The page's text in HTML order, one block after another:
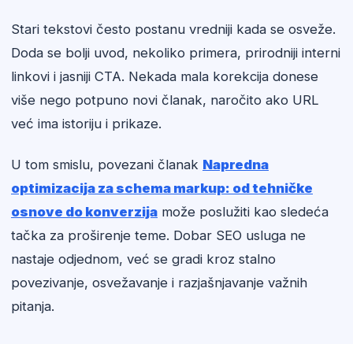
Stari tekstovi često postanu vredniji kada se osveže.
Doda se bolji uvod, nekoliko primera, prirodniji interni
linkovi i jasniji CTA. Nekada mala korekcija donese
više nego potpuno novi članak, naročito ako URL
već ima istoriju i prikaze.
U tom smislu, povezani članak Napredna
optimizacija za schema markup: od tehničke
osnove do konverzija može poslužiti kao sledeća
tačka za proširenje teme. Dobar SEO usluga ne
nastaje odjednom, već se gradi kroz stalno
povezivanje, osvežavanje i razjašnjavanje važnih
pitanja.